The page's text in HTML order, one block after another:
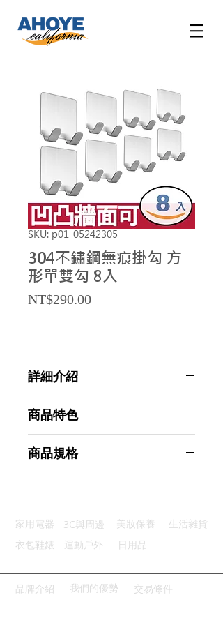
SKU: p01_05242305
304不鏽鋼無痕掛勾 方
形單雙勾 8入
NT$290.00Price
詳細介紹
商品特色
強力無痕貼：可乘重量達10KG
商品規格
主要材質：304不鏽鋼
商品尺寸：4.8*4.6*2cm
產地名稱：中國大陸
代理商：亞桓有限公司
家用電器 3C與周邊 美妝保養
生活雜貨
衣包鞋錶
運動戶外 日用品
品牌介紹 我們的優勢 交易條件